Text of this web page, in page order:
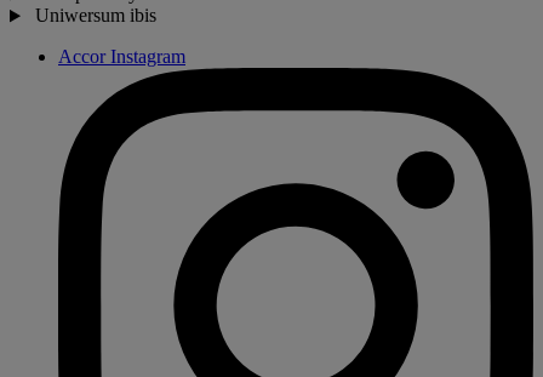
Uniwersum ibis
Accor Instagram